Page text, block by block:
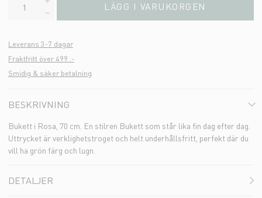
LÄGG I VARUKORGEN
Leverans 3-7 dagar
Fraktfritt över 499 :-
Smidig & säker betalning
BESKRIVNING
Bukett i Rosa, 70 cm. En stilren Bukett som står lika fin dag efter dag.
Uttrycket är verklighetstroget och helt underhållsfritt, perfekt där du
vill ha grön färg och lugn.
DETALJER